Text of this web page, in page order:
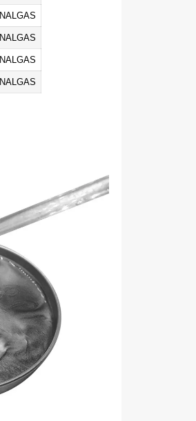
NALGAS
NALGAS
NALGAS
NALGAS